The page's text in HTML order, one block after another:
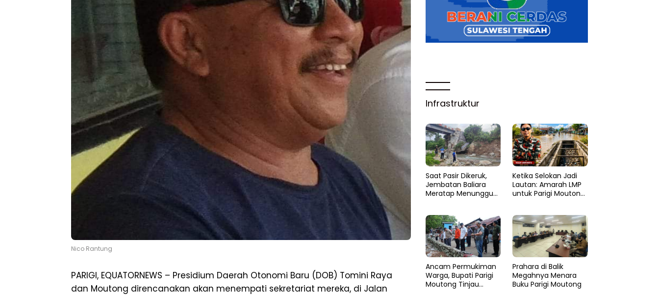
Nico Rantung
PARIGI, EQUATORNEWS – Presidium Daerah Otonomi Baru (DOB) Tomini Raya
dan Moutong direncanakan akan menempati sekretariat mereka, di Jalan
Infrastruktur
Saat Pasir Dikeruk,
Jembatan Baliara
Meratap Menunggu
Ketika Selokan Jadi
Lautan: Amarah LMP
untuk Parigi Moutong
Ancam Permukiman
Warga, Bupati Parigi
Moutong Tinjau
Prahara di Balik
Megahnya Menara
Buku Parigi Moutong